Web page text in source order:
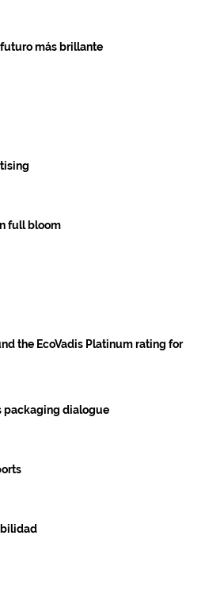
más brillante
full bloom
the EcoVadis Platinum rating for
packaging dialogue